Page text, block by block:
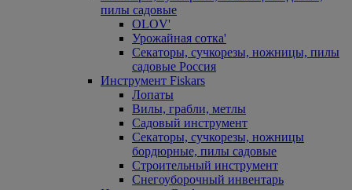
пилы садовые
OLOV'
Урожайная сотка'
Секаторы, сучкорезы, ножницы, пилы
садовые Россия
Инструмент Fiskars
Лопаты
Вилы, грабли, метлы
Садовый инструмент
Секаторы, сучкорезы, ножницы
бордюрные, пилы садовые
Строительный инструмент
Снегоуборочный инвентарь